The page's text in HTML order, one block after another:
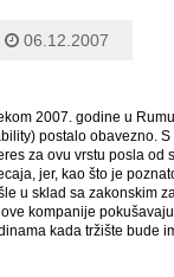
06.12.2007
2007. godine u
postalo obavezno.
za ovu vrstu posla od
jer, kao što je
u sklad sa zakonskim
kompanije
kada tržište bude